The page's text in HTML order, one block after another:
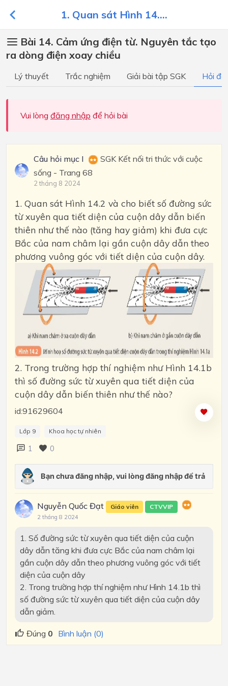
1. Quan sát Hình 14....
Bài 14. Cảm ứng điện từ. Nguyên tắc tạo
ra dòng điện xoay chiều
Lý thuyết Trắc nghiệm Giải bài tập SGK Hỏi
Vui lòng đăng nhập để hỏi bài
Câu hỏi mục I
SGK Kết nối tri thức với cuộc
sống - Trang 68
2 tháng 8 2024
1. Quan sát Hình 14.2 và cho biết số đường sức
từ xuyên qua tiết diện của cuộn dây dẫn biến
thiên như thế nào (tăng hay giảm) khi đưa cực
Bắc của nam châm lại gần cuộn dây dẫn theo
phương vuông góc với tiết diện của cuộn dây.
2. Trong trường hợp thí nghiệm như Hình 14.1b
thì số đường sức từ xuyên qua tiết diện của
cuộn dây dẫn biến thiên như thế nào?
id:91629604
Lớp 9 Khoa học tự nhiên
1 0
Nguyễn Quốc Đạt Giáo viên CTVVIP
2 tháng 8 2024
1. Số đường sức từ xuyên qua tiết diện của cuộn
dây dẫn tăng khi đưa cực Bắc của nam châm lại
gần cuộn dây dẫn theo phương vuông góc với tiết
diện của cuộn dây
2. Trong trường hợp thí nghiệm như Hình 14.1b thì
số đường sức từ xuyên qua tiết diện của cuộn dây
dẫn giảm.
Đúng 0 Bình luận (0)